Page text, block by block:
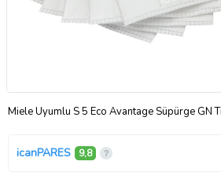
Miele Uyumlu S 5 Eco Avantage Süpürge GN
icanPARES 9,8